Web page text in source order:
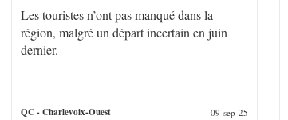
Les touristes n’ont pas manqué dans la
région, malgré un départ incertain en juin
dernier.
QC- Charlevoix-Ouest 09-sep-25